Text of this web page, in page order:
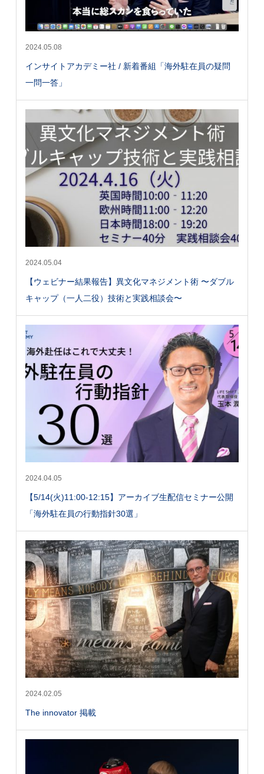
2024.05.08
インサイトアカデミー社 / 新着番組「海外駐在員の疑問
一問一答」
2024.05.04
【ウェビナー結果報告】異文化マネジメント術 〜ダブル
キャップ（一人二役）技術と実践相談会〜
2024.04.05
【5/14(火)11:00-12:15】アーカイブ生配信セミナー公開
「海外駐在員の行動指針30選」
2024.02.05
The innovator 掲載